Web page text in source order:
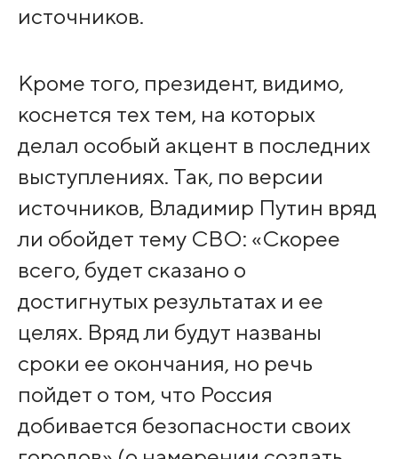
источников.
Кроме того, президент, видимо,
коснется тех тем, на которых
делал особый акцент в последних
выступлениях. Так, по версии
источников, Владимир Путин вряд
ли обойдет тему СВО: «Скорее
всего, будет сказано о
достигнутых результатах и ее
целях. Вряд ли будут названы
сроки ее окончания, но речь
пойдет о том, что Россия
добивается безопасности своих